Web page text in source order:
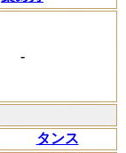
-
タンス